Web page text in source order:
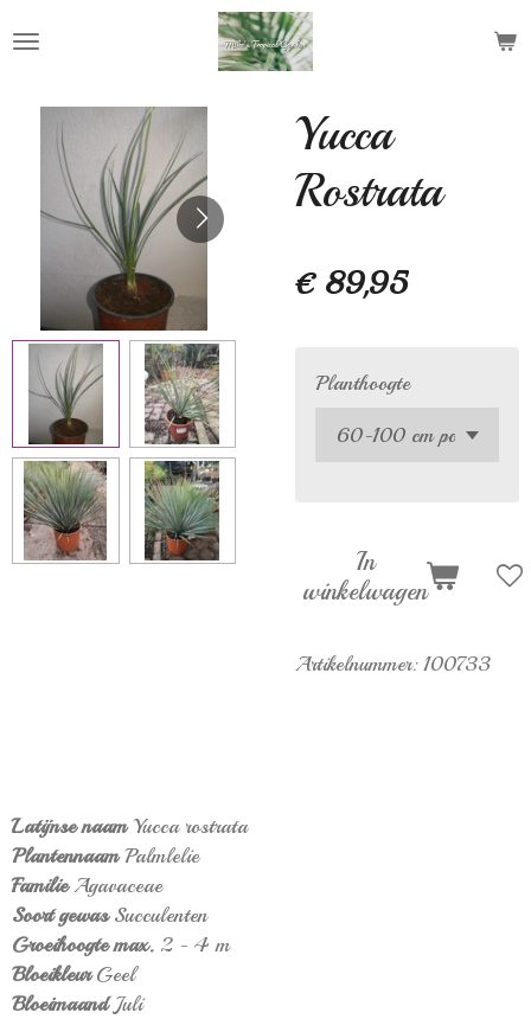
direct
hoofdinhoud
Yucca
Rostrata
€ 89,95
Planthoogte
In
winkelwagen
Artikelnummer: 100733
Latijnse naamYucca rostrata
PlantennaamPalmlelie
FamilieAgavaceae
Soort gewasSucculenten
Groeihoogte max. 2 - 4 m
BloeikleurGeel
BloeimaandJuli